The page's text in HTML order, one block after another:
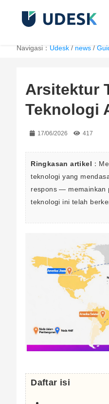
Navigasi： Udesk/ news/
Arsitektur
Teknologi
17/06/2026 417
Ringkasan artikel ：
teknologi yang
respons — memainkan
teknologi ini telah
Daftar isi